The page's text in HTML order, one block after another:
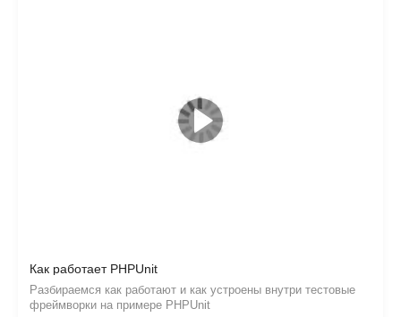
Как работает PHPUnit
Разбираемся как работают и как устроены внутри тестовые
фреймворки на примере PHPUnit